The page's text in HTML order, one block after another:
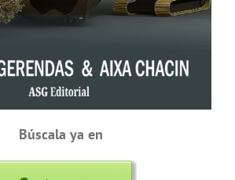
Búscala ya en